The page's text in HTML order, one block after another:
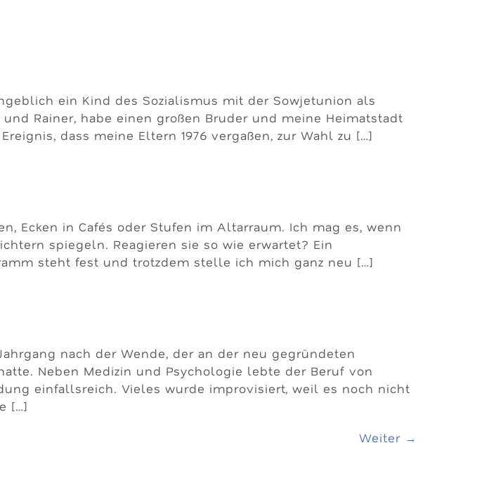
ein Kind des Sozialismus mit der Sowjetunion als
Rainer, habe einen großen Bruder und meine Heimatstadt
dass meine Eltern 1976 vergaßen, zur Wahl zu […]
Ecken in Cafés oder Stufen im Altarraum. Ich mag es, wenn
spiegeln. Reagieren sie so wie erwartet? Ein
steht fest und trotzdem stelle ich mich ganz neu […]
nach der Wende, der an der neu gegründeten
Neben Medizin und Psychologie lebte der Beruf von
einfallsreich. Vieles wurde improvisiert, weil es noch nicht
[…]
Weiter →